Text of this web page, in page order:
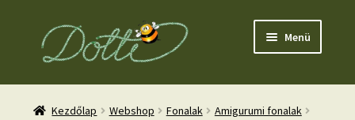
Ugrás
Kilépés
Menü
Kezdőlap Webshop Fonalak
Amigurumi fonalak